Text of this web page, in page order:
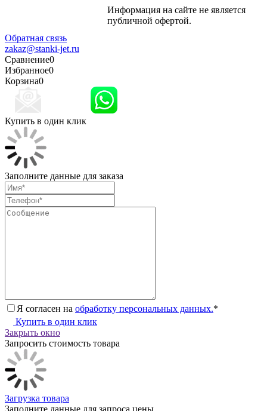
Информация на сайте не является
публичной офертой.
Обратная связь
zakaz@stanki-jet.ru
Сравнение0
Избранное0
Корзина0
Купить в один клик
Заполните данные для заказа
Я согласен на обработку персональных данных.*
Купить в один клик
Закрыть окно
Запросить стоимость товара
Загрузка товара
Заполните данные для запроса цены